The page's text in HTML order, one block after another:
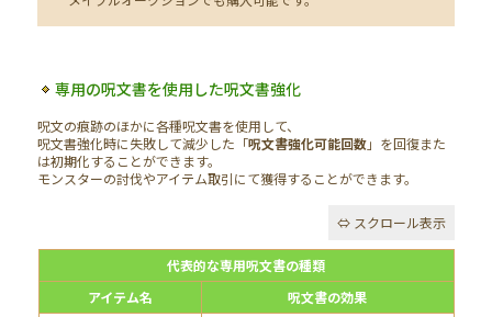
専用の呪文書を使用した呪文書強化
呪文の痕跡のほかに各種呪文書を使用して、
呪文書強化時に失敗して減少した「呪文書強化可能回数」を回復また
は初期化することができます。
モンスターの討伐やアイテム取引にて獲得することができます。
代表的な専用呪文書の種類
アイテム名
呪文書の効果